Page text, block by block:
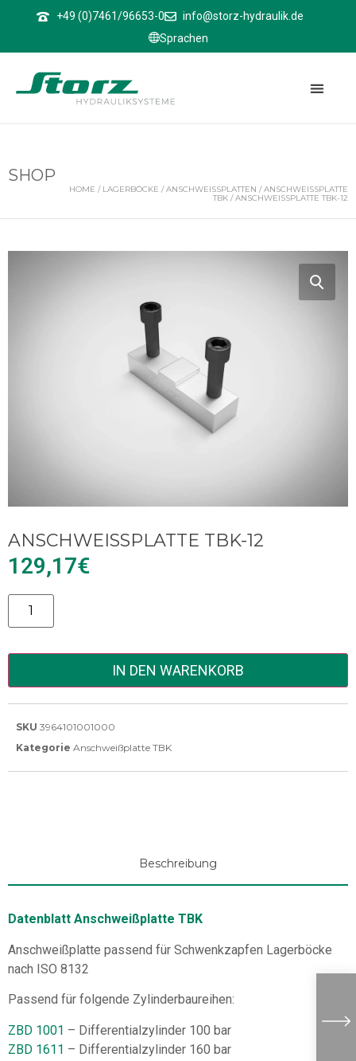
+49 (0)7461/96653-0
info@storz-hydraulik.de
Sprachen
SHOP
HOME / LAGERBÖCKE /ANSCHWEISSPLATTEN /ANSCHWEISSPLATTE T
BK
/ ANSCHWEISSPLATTE TBK-12
ANSCHWEISSPLATTE TBK-12
129,17€
Alternative:
IN DEN WARENKORB
SKU 3964101001000
Kategorie Anschweißplatte TBK
Beschreibung
Datenblatt Anschweißplatte TBK
Anschweißplatte passend für Schwenkzapfen Lagerböcke
nach ISO 8132
Passend für folgende Zylinderbaureihen:
ZBD 1001 – Differentialzylinder 100 bar
ZBD 1611 – Differentialzylinder 160 bar